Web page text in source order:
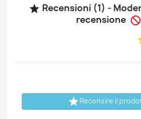
 Recensioni (1) -
recensione 
Recensire il